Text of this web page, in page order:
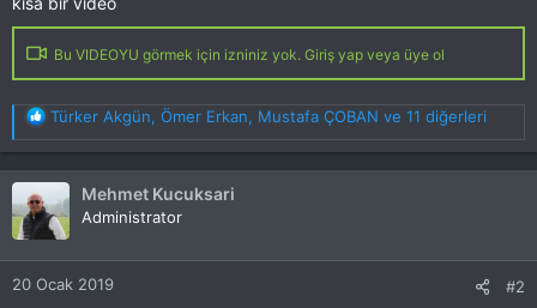
Bu VIDEOYU görmek için izniniz yok. Giriş yap veya üye ol
T
e
p
k
i
l
e
r
:
Türker Akgün, Ömer Erkan, Mustafa ÇOBAN ve 11 diğerleri
Mehmet Kucuksari
Administrator
20 Ocak 2019 #2